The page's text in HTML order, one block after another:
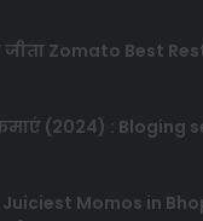
Zomato Best
(2024) : Bloging
Momos in